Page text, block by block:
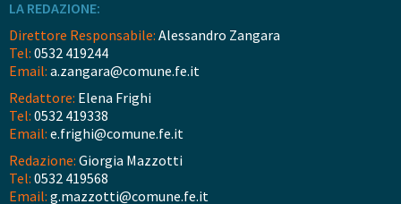
LA REDAZIONE:
Direttore Responsabile: Alessandro Zangara
Tel: 0532 419244
Email: a.zangara@comune.fe.it
Redattore: Elena Frighi
Tel: 0532 419338
Email: e.frighi@comune.fe.it
Redazione: Giorgia Mazzotti
Tel: 0532 419568
Email: g.mazzotti@comune.fe.it